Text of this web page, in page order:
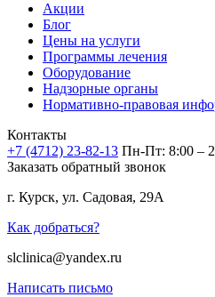
Акции
Блог
Цены на услуги
Программы лечения
Оборудование
Надзорные органы
Нормативно-правовая
Контакты
+7 (4712) 23-82-13 Пн-Пт: 8:00 –
Заказать обратный звонок
г. Курск, ул. Садовая, 29А
Как добраться?
slclinica@yandex.ru
Написать письмо